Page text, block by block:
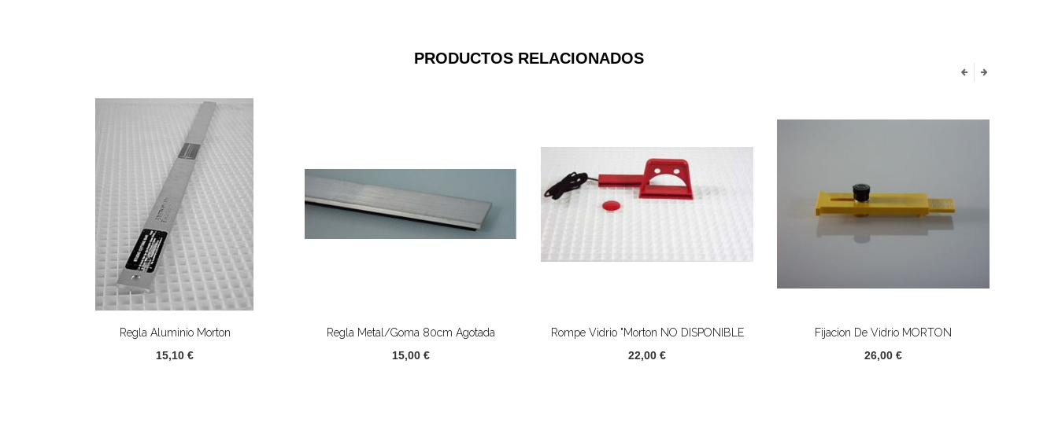
PRODUCTOS RELACIONADOS
Regla Aluminio Morton
15,10 €
Regla Metal/goma 80cm Agotada
15,00 €
Rompe Vidrio "Morton NO DISPONIBLE
22,00 €
Fijacion De Vidrio MORTON
26,00 €